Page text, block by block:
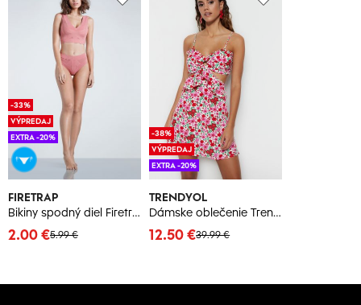
FIRETRAP
Bikiny spodný diel Firetrap Blackseal Bandage
5.99 €
2.00 €
-33%
VÝPREDAJ
EXTRA -20%
TRENDYOL
Dámske oblečenie Trendyol Basic
39.99 €
12.50 €
-38%
VÝPREDAJ
EXTRA -20%